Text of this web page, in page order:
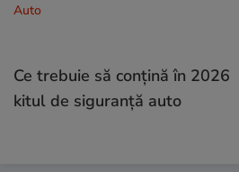
Auto
Ce trebuie să conţină în 2026
kitul de siguranţă auto